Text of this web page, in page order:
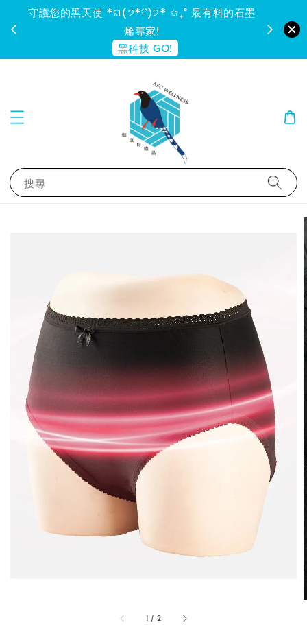
守護您的黑天使 *ଘ(੭*ˊᵕˋ)੭* ✩₊˚ 最有料的石墨
烯專家!
黑科技 GO!
搜尋
1 / 2